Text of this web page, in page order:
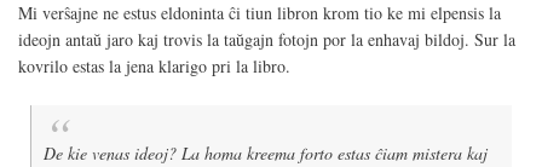
Mi verŝajne ne estus eldoninta ĉi tiun libron krom tio ke mi elpensis la
ideojn antaŭ jaro kaj trovis la taŭgajn fotojn por la enhavaj bildoj. Sur la
kovrilo estas la jena klarigo pri la libro.
De kie venas ideoj? La homa kreema forto estas ĉiam mistera kaj